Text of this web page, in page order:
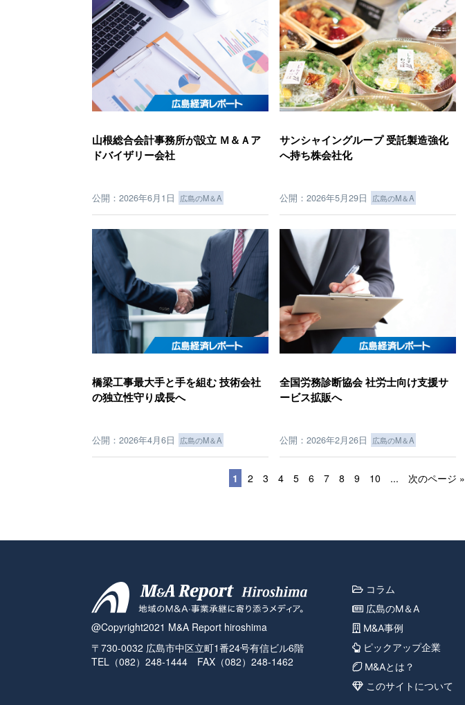
山根総合会計事務所が設立 Ｍ＆Ａア
ドバイザリー会社
公開：2026年6月1日 広島のM＆A
サンシャイングループ 受託製造強化
へ持ち株会社化
公開：2026年5月29日 広島のM＆A
橋梁工事最大手と手を組む 技術会社
の独立性守り成長へ
公開：2026年4月6日 広島のM＆A
全国労務診断協会 社労士向け支援サ
ービス拡販へ
公開：2026年2月26日 広島のM＆A
1 2 3 4 5 6 7 8 9 10 ... 次のページ »
@Copyright2021 M&A Report hiroshima
〒730-0032 広島市中区立町1番24号有信ビル6階
TEL（082）248-1444 FAX（082）248-1462
コラム
広島のM＆A
M&A事例
ピックアップ企業
M&Aとは？
このサイトについて